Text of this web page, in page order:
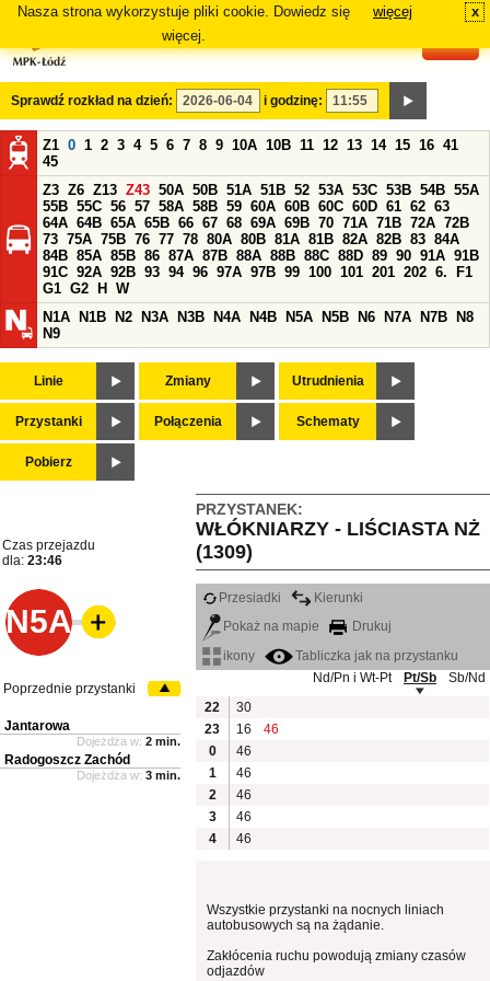
Nasza strona wykorzystuje pliki cookie. Dowiedz się
więcej.
więcej x
Sprawdź rozkład na dzień: i godzinę:
Z1 0 1 2 3 4 5 6 7 8 9 10A 10B 11 12 13 14 15 16 41
45
Z3 Z6 Z13 Z43 50A 50B 51A 51B 52 53A 53C 53B 54B 55A
55B 55C 56 57 58A 58B 59 60A 60B 60C 60D 61 62 63
64A 64B 65A 65B 66 67 68 69A 69B 70 71A 71B 72A 72B
73 75A 75B 76 77 78 80A 80B 81A 81B 82A 82B 83 84A
84B 85A 85B 86 87A 87B 88A 88B 88C 88D 89 90 91A 91B
91C 92A 92B 93 94 96 97A 97B 99 100 101 201 202 6.
F1
G1 G2 H
W
N1A
N1B N2 N3A N3B N4A N4B N5A N5B N6 N7A N7B
N8
N9
Linie Zmiany Utrudnienia
Przystanki Połączenia Schematy
Pobierz
PRZYSTANEK:
WŁÓKNIARZY - LIŚCIASTA NŻ
(1309)
Czas przejazdu
dla: 23:46
N5A
Przesiadki
Kierunki
Pokaż na mapie
Drukuj
ikony
Tabliczka jak na przystanku
Nd/Pn i Wt-Pt
Pt/Sb
Sb/Nd
22
30
23
16
46
0
46
1
46
2
46
3
46
4
46
Wszystkie przystanki na nocnych liniach
autobusowych są na żądanie.
Zakłócenia ruchu powodują zmiany czasów
odjazdów
Poprzednie przystanki
Jantarowa
Dojeżdża w: 2 min.
Radogoszcz Zachód
Dojeżdża w: 3 min.